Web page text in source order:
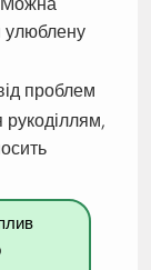
улюблену
проблем